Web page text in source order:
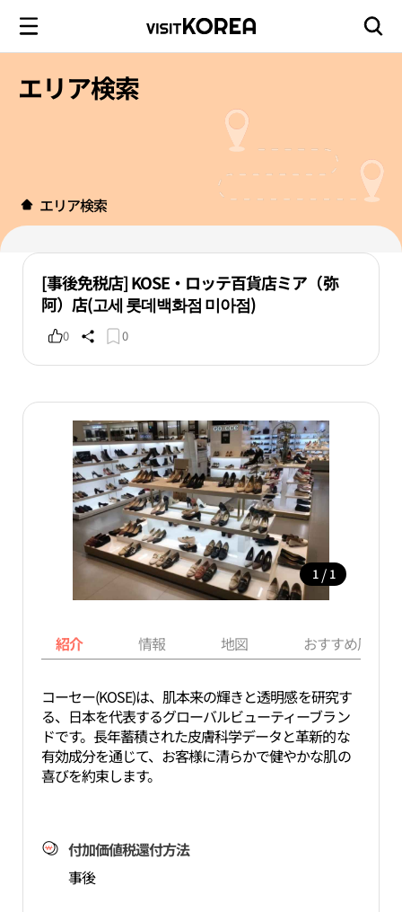
エリア検索
エリア検索
[事後免税店] KOSE・ロッテ百貨店ミア（弥
阿）店(고세 롯데백화점 미아점)
0 0
1 / 1
紹介 情報 地図 おすすめ周辺
コーセー(KOSE)は、肌本来の輝きと透明感を研究す
る、日本を代表するグローバルビューティーブラン
ドです。長年蓄積された皮膚科学データと革新的な
有効成分を通じて、お客様に清らかで健やかな肌の
喜びを約束します。
付加価値税還付方法
事後